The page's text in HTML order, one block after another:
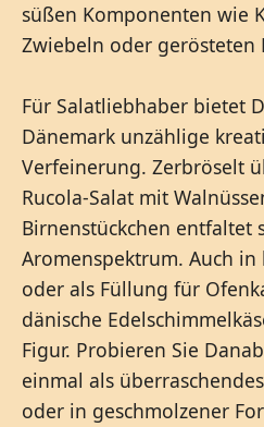
süßen Komponenten wie
Zwiebeln oder gerösteten
Für Salatliebhaber bietet
Dänemark unzählige
Verfeinerung. Zerbröselt
Rucola-Salat mit
Birnenstückchen entfaltet
Aromenspektrum. Auch
oder als Füllung für
dänische
Figur. Probieren Sie
einmal als
oder in geschmolzener